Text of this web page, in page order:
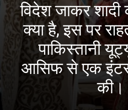
विदेश जाकर
क्या है, इस पर
पाकिस्तानी
आसिफ से एक
की।